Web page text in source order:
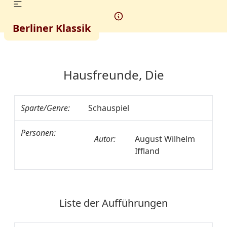
Berliner Klassik
Hausfreunde, Die
Sparte/Genre: Schauspiel
Personen:
Autor:
August Wilhelm
Iffland
Liste der Aufführungen